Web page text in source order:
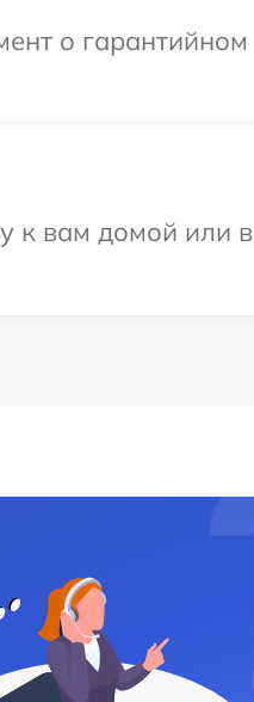
о гарантийном
к вам домой или в